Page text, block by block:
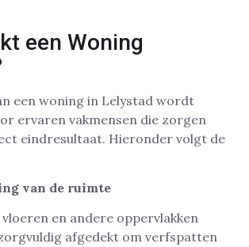
een Woning
een woning in Lelystad wordt
ervaren vakmensen die zorgen
eindresultaat. Hieronder volgt de
van de ruimte
vloeren en andere oppervlakken
afgedekt om verfspatten